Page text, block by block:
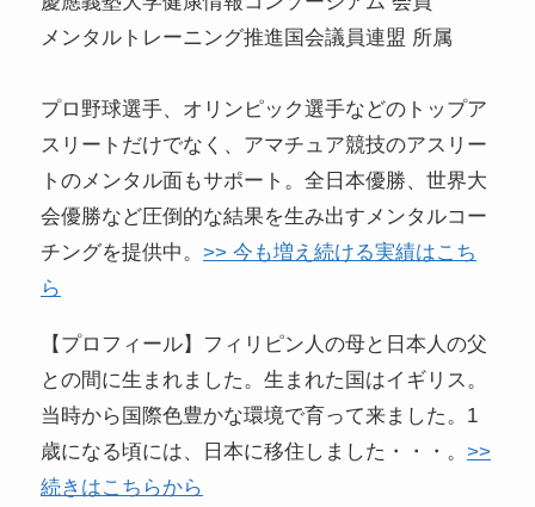
メンタルトレーニング推進国会議員連盟 所属
プロ野球選手、オリンピック選手などのトップア
スリートだけでなく、アマチュア競技のアスリー
トのメンタル面もサポート。全日本優勝、世界大
会優勝など圧倒的な結果を生み出すメンタルコー
チングを提供中。>> 今も増え続ける実績はこち
ら
【プロフィール】フィリピン人の母と日本人の父
との間に生まれました。生まれた国はイギリス。
当時から国際色豊かな環境で育って来ました。1
歳になる頃には、日本に移住しました・・・。>>
続きはこちらから